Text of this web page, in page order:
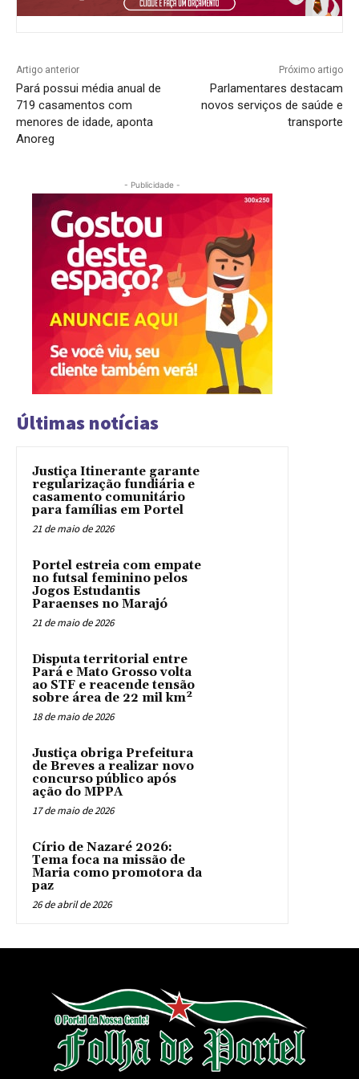
Artigo anterior
Pará possui média anual de
719 casamentos com
menores de idade, aponta
Anoreg
Próximo artigo
Parlamentares destacam
novos serviços de saúde e
transporte
- Publicidade -
Últimas notícias
Justiça Itinerante garante
regularização fundiária e
casamento comunitário
para famílias em Portel
21 de maio de 2026
Portel estreia com empate
no futsal feminino pelos
Jogos Estudantis
Paraenses no Marajó
21 de maio de 2026
Disputa territorial entre
Pará e Mato Grosso volta
ao STF e reacende tensão
sobre área de 22 mil km²
18 de maio de 2026
Justiça obriga Prefeitura
de Breves a realizar novo
concurso público após
ação do MPPA
17 de maio de 2026
Círio de Nazaré 2026:
Tema foca na missão de
Maria como promotora da
paz
26 de abril de 2026